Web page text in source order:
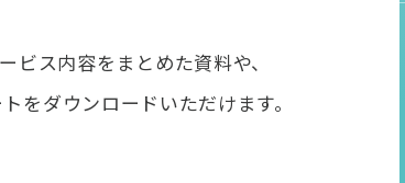
ビス内容をまとめた資料や、
をダウンロードいただけます。